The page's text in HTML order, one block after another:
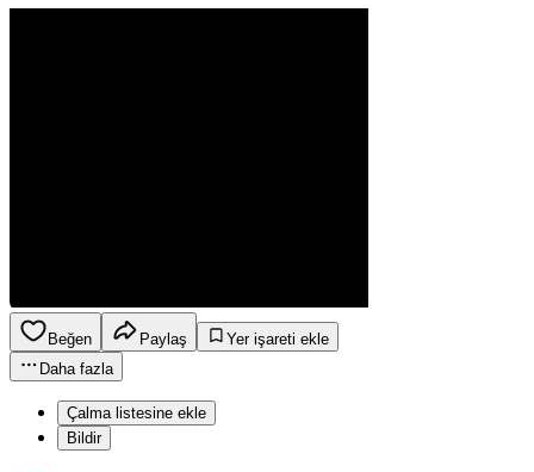
Beğen Paylaş
Yer işareti ekle
Daha fazla
Çalma listesine ekle
Bildir